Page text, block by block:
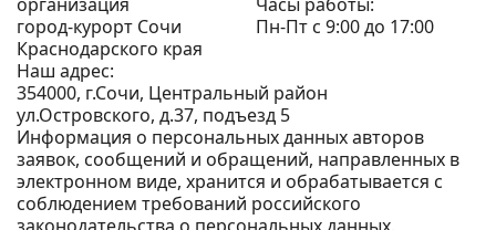
город-курорт Сочи
Краснодарского края
Пн-Пт с 9:00 до 17:00
Наш адрес:
354000, г.Сочи, Центральный район
ул.Островского, д.37, подъезд 5
Информация о персональных данных авторов
заявок, сообщений и обращений, направленных в
электронном виде, хранится и обрабатывается с
соблюдением требований российского